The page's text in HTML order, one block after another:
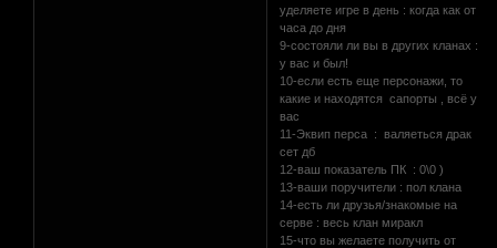
уделяете игре в день : когда как от
часа до дня
9-состояли ли вы в других кланах :
у вас и был!
10-если есть еще персонажи, то
какие и находятся сапорты , всё у
вас
11-Эквип перса : валяеться драк
сет дб
12-ваш показатель ПК : 0\0 )
13-ваши поручители : пол клана
14-есть ли друзья/знакомые на
серве : весь клан миракл
15-что вы желаете получить от